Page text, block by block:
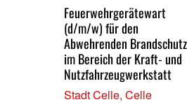
Feuerwehrgerätewart
(d/m/w) für den
Abwehrenden Brandschutz
im Bereich der Kraft- und
Nutzfahrzeugwerkstatt
Stadt Celle, Celle